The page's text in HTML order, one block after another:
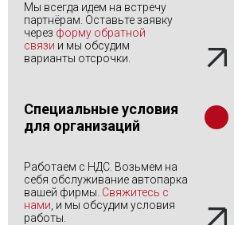
Мы всегда идем на встречу
партнёрам. Оставьте заявку
через форму обратной
связи и мы обсудим
варианты отсрочки.
Специальные условия
для организаций
Работаем с НДС. Возьмем на
себя обслуживание автопарка
вашей фирмы. Свяжитесь с
нами , и мы обсудим условия
работы.